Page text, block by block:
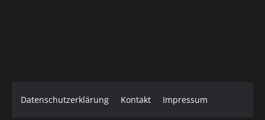
Datenschutzerklärung Kontakt Impressum